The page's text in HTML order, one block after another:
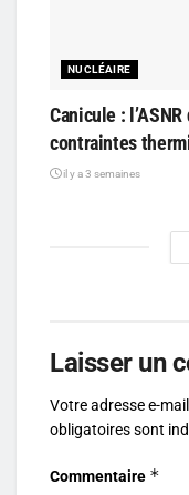
NUCLÉAIRE
Canicule :
contraintes
il y a 3 semaines
Laisser un
Votre adresse e-
obligatoires sont
Commentaire *